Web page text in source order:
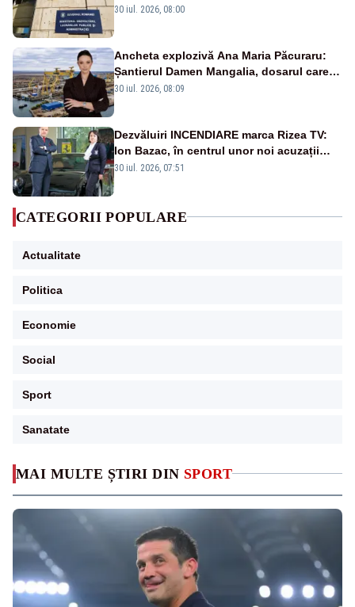
MAI MULTE ȘTIRI DIN SPORT
ies în stradă
30 iul. 2026, 08:00
Ancheta explozivă Ana Maria Păcuraru:
Șantierul Damen Mangalia, dosarul care
scufundă apărarea României
30 iul. 2026, 08:09
Dezvăluiri INCENDIARE marca Rizea TV:
Ion Bazac, în centrul unor noi acuzații
publice
30 iul. 2026, 07:51
CATEGORII POPULARE
Actualitate
Politica
Economie
Social
Sport
Sanatate